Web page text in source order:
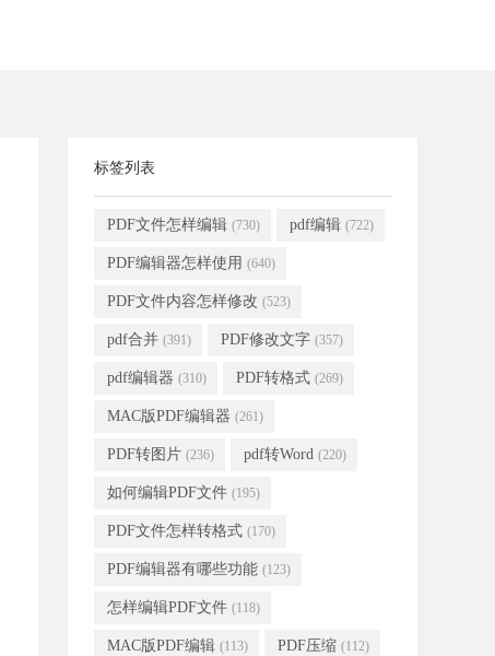
标签列表
PDF文件怎样编辑 (730) pdf编辑 (722)
PDF编辑器怎样使用 (640)
PDF文件内容怎样修改 (523)
pdf合并 (391) PDF修改文字 (357)
pdf编辑器 (310) PDF转格式 (269)
MAC版PDF编辑器 (261)
PDF转图片 (236) pdf转Word (220)
如何编辑PDF文件 (195)
PDF文件怎样转格式 (170)
PDF编辑器有哪些功能 (123)
怎样编辑PDF文件 (118)
MAC版PDF编辑 (113) PDF压缩 (112)